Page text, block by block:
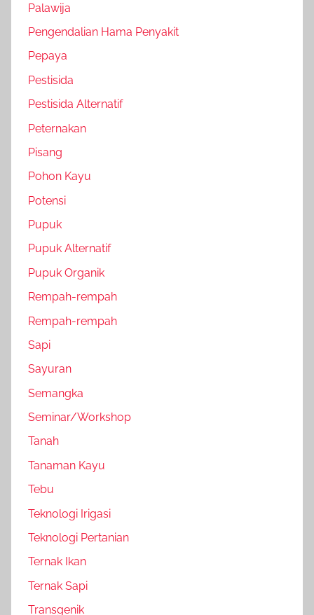
Palawija
Pengendalian Hama Penyakit
Pepaya
Pestisida
Pestisida Alternatif
Peternakan
Pisang
Pohon Kayu
Potensi
Pupuk
Pupuk Alternatif
Pupuk Organik
Rempah-rempah
Rempah-rempah
Sapi
Sayuran
Semangka
Seminar/Workshop
Tanah
Tanaman Kayu
Tebu
Teknologi Irigasi
Teknologi Pertanian
Ternak Ikan
Ternak Sapi
Transgenik